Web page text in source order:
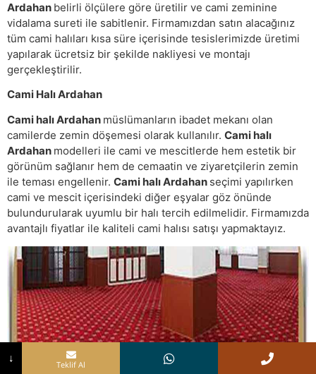
Ardahan belirli ölçülere göre üretilir ve cami zeminine
vidalama sureti ile sabitlenir. Firmamızdan satın alacağınız
tüm cami halıları kısa süre içerisinde tesislerimizde üretimi
yapılarak ücretsiz bir şekilde nakliyesi ve montajı
gerçekleştirilir.
Cami Halı Ardahan
Cami halı Ardahan müslümanların ibadet mekanı olan
camilerde zemin döşemesi olarak kullanılır. Cami halı
Ardahan modelleri ile cami ve mescitlerde hem estetik bir
görünüm sağlanır hem de cemaatin ve ziyaretçilerin zemin
ile teması engellenir. Cami halı Ardahan seçimi yapılırken
cami ve mescit içerisindeki diğer eşyalar göz önünde
bulundurularak uyumlu bir halı tercih edilmelidir. Firmamızda
avantajlı fiyatlar ile kaliteli cami halısı satışı yapmaktayız.
↓
Teklif Al